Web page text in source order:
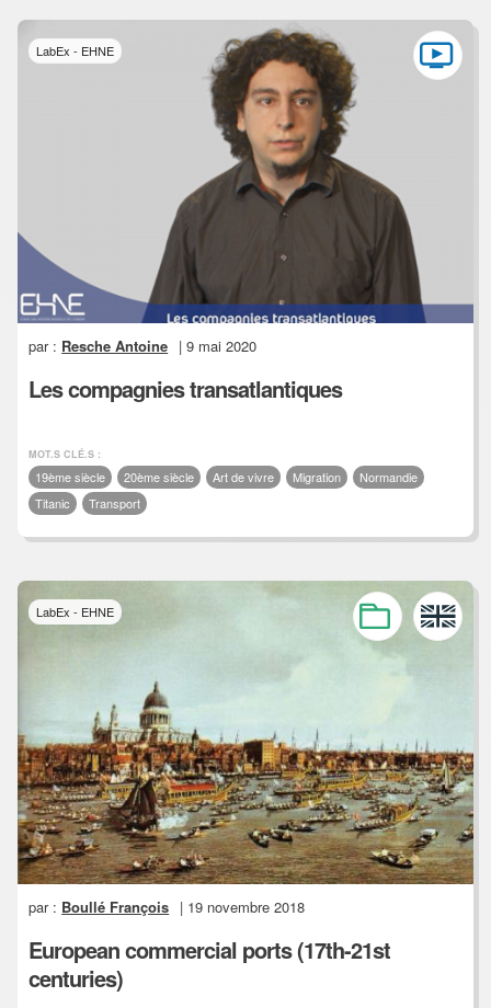
LabEx - EHNE
par : Resche Antoine | 9 mai 2020
Les compagnies transatlantiques
MOT.S CLÉ.S :
19ème siècle 20ème siècle Art de vivre Migration
Normandie
Titanic
Transport
LabEx - EHNE
par : Boullé François | 19 novembre 2018
European commercial ports (17th-21st
centuries)